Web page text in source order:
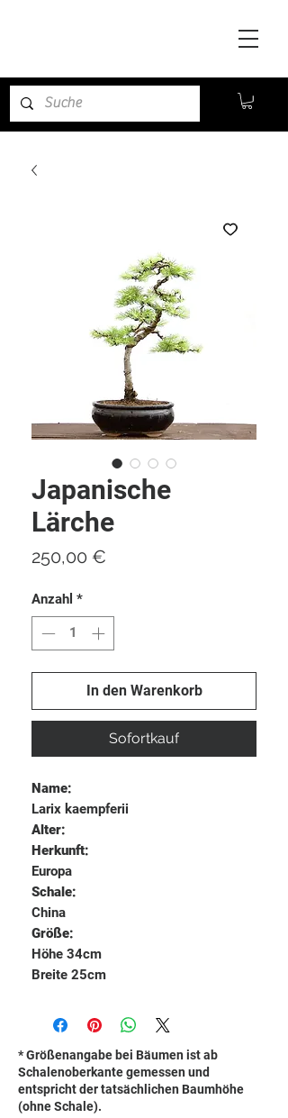
Japanische
Lärche
250,00 €
Anzahl *
In den Warenkorb
Sofortkauf
Name:
Larix kaempferii
Alter:
Herkunft:
Europa
Schale:
China
Größe:
Höhe 34cm
Breite 25cm
* Größenangabe bei Bäumen ist ab
Schalenoberkante gemessen und
entspricht der tatsächlichen Baumhöhe
(ohne Schale).